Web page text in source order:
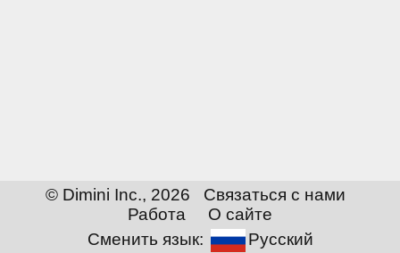
© Dimini Inc., 2026
Связаться с нами
Работа
О сайте
Сменить язык:
Русский